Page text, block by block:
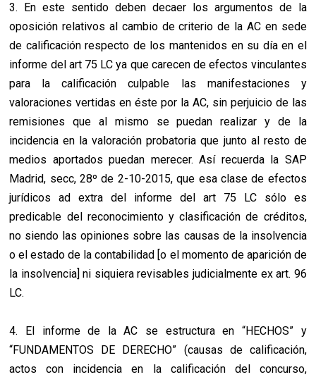
3. En este sentido deben decaer los argumentos de la
oposición relativos al cambio de criterio de la AC en sede
de calificación respecto de los mantenidos en su día en el
informe del art 75 LC ya que carecen de efectos vinculantes
para la calificación culpable las manifestaciones y
valoraciones vertidas en éste por la AC, sin perjuicio de las
remisiones que al mismo se puedan realizar y de la
incidencia en la valoración probatoria que junto al resto de
medios aportados puedan merecer. Así recuerda la SAP
Madrid, secc, 28º de 2-10-2015, que esa clase de efectos
jurídicos ad extra del informe del art 75 LC sólo es
predicable del reconocimiento y clasificación de créditos,
no siendo las opiniones sobre las causas de la insolvencia
o el estado de la contabilidad [o el momento de aparición de
la insolvencia] ni siquiera revisables judicialmente ex art. 96
LC.
4. El informe de la AC se estructura en “HECHOS” y
“FUNDAMENTOS DE DERECHO” (causas de calificación,
actos con incidencia en la calificación del concurso,